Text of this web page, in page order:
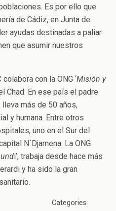
Es por ello que
de Cádiz, en Junta de
ayudas destinadas a paliar
que asumir nuestros
con la ONG ‘Misión y
Chad. En ese país el padre
más de 50 años,
y humana. Entre otros
uno en el Sur del
N´Djamena. La ONG
i’, trabaja desde hace más
y ha sido la gran
Categories: